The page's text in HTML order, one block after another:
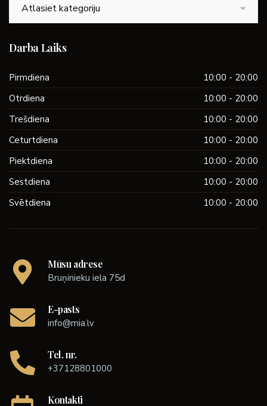
Darba Laiks
Pirmdiena
10:00 - 20:00
Otrdiena
10:00 - 20:00
Trešdiena
10:00 - 20:00
Ceturtdiena
10:00 - 20:00
Piektdiena
10:00 - 20:00
Sestdiena
10:00 - 20:00
Svētdiena
10:00 - 20:00
Mūsu adrese
Bruņinieku iela 75d
E-pasts
info@mia.lv
Tel. nr.
+37128801000
Kontakti